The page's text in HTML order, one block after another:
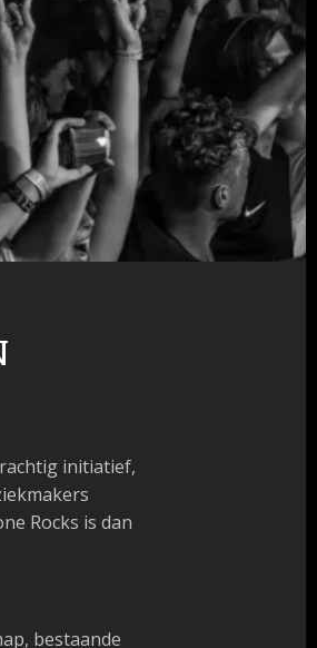
initiatief,
Rocks is dan
bestaande